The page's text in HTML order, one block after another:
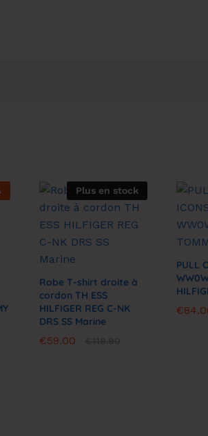
Plus en stock
Robe T-shirt droite à
cordon TH ESS
HILFIGER REG C-NK
DRS SS Marine
€59.00
€59.00
PULL
€
€